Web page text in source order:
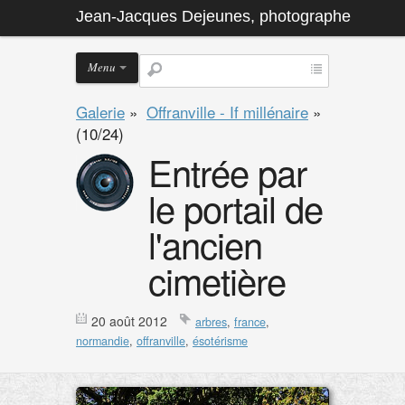
Jean-Jacques Dejeunes, photographe
Menu
Galerie » Offranville - If millénaire »
(10/24)
Entrée par
le portail de
l'ancien
cimetière
20 août 2012 arbres, france,
normandie, offranville, ésotérisme